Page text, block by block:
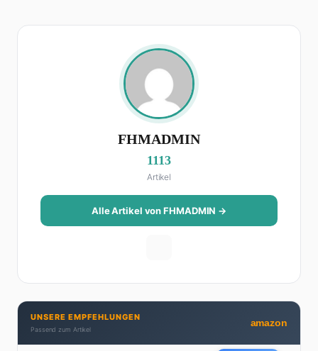
FHMADMIN
1113
Artikel
Alle Artikel von FHMADMIN →
UNSERE EMPFEHLUNGEN
Passend zum Artikel
amazon